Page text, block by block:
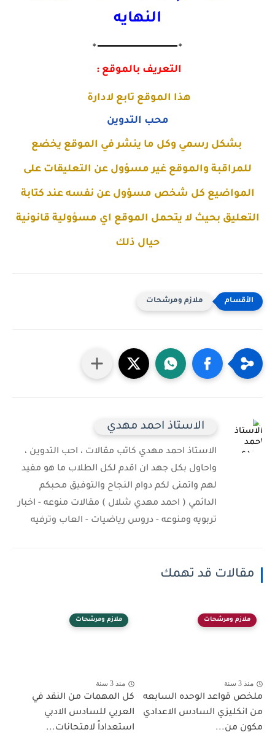
النهايه
🔸▬▬▬▬▬▬▬▬▬▬▬▬▬🔸
التعريف بالموقع :
هذا الموقع تابع لادارة
محب التدوين
بشكل رسمي وكل ما ينشر في الموقع يخضع
للمراقبة والموقع غير مسؤول عن التعليقات على
المواضيع كل شخص مسؤول عن نفسه عند كتابة
التعليق بحيث لا يتحمل الموقع اي مسؤولية قانونية
حيال ذلك
ملازم ومرشحات
الاستاذ احمد مهدي
الاستاذ احمد مهدي كاتب مقالات ، احب التدوين ،
واحاول بكل جهد ان اقدم لكل الطلاب ما هو مفيد
لهم واتمنى لكم دوام النجاح والتوفيق محبكم
الدائمي ( احمد مهدي شلال ) مقالات منوعه - اخبار
تربويه ومنوعه - دروس رياضيات - العاب وترفيه
مقالات قد تهمك
ملازم ومرشحات
منذ 3 سنة
ملخص قواعد الوحده السابعه
من انكليزي السادس الاعدادي
مكون من...
ملازم ومرشحات
منذ 3 سنة
كل المهمات من النقد في
العربي للسادس الادبي
استعداداً لامتحانات...